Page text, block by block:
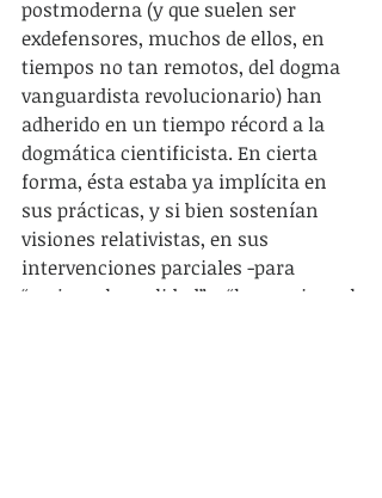
postmoderna (y que suelen ser
exdefensores, muchos de ellos, en
tiempos no tan remotos, del dogma
vanguardista revolucionario) han
adherido en un tiempo récord a la
dogmática cientificista. En cierta
forma, ésta estaba ya implícita en
sus prácticas, y si bien sostenían
visiones relativistas, en sus
intervenciones parciales -para
“mejorar la realidad” o “humanizar el